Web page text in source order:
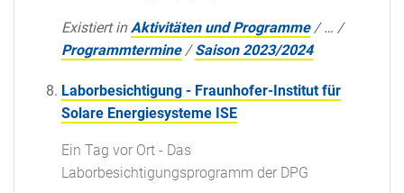
Existiert in Aktivitäten und Programme /… /
Programmtermine /Saison 2023/2024
Laborbesichtigung - Fraunhofer-Institut für
Solare Energiesysteme ISE
Ein Tag vor Ort - Das
Laborbesichtigungsprogramm der DPG